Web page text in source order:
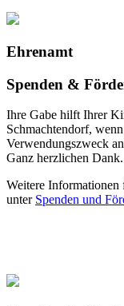
Ehrenamt
Spenden &
Ihre Gabe hilft Ihrer
Schmachtendorf,
Verwendungszweck
Ganz herzlichen Dank.
Weitere
unter Spenden und